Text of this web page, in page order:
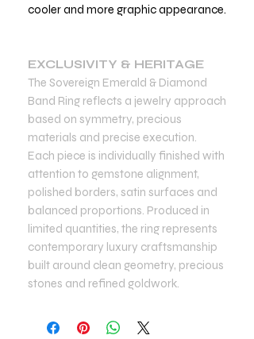
cooler and more graphic appearance.
EXCLUSIVITY & HERITAGE
The Sovereign Emerald & Diamond
Band Ring reflects a jewelry approach
based on symmetry, precious
materials and precise execution.
Each piece is individually finished with
attention to gemstone alignment,
polished borders, satin surfaces and
balanced proportions. Produced in
limited quantities, the ring represents
contemporary luxury craftsmanship
built around clean geometry, precious
stones and refined goldwork.